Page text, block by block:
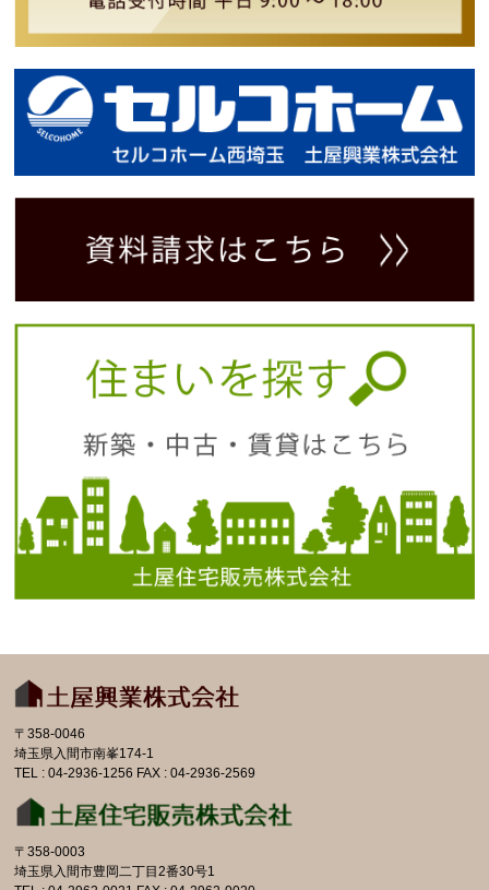
〒358-0046
埼玉県入間市南峯174-1
TEL : 04-2936-1256 FAX : 04-2936-2569
〒358-0003
埼玉県入間市豊岡二丁目2番30号1